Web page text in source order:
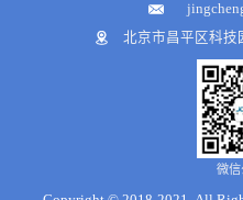
北京市昌平区科技
微信